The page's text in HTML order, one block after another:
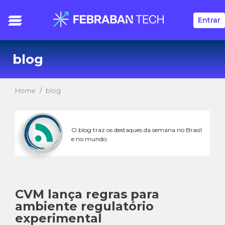
Entrar
blog
Home blog
O blog traz os destaques da semana no Brasil
e no mundo.
CVM lança regras para
ambiente regulatório
experimental